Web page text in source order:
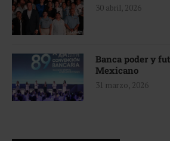
30 abril, 2026
Banca poder y
Mexicano
31 marzo, 2026